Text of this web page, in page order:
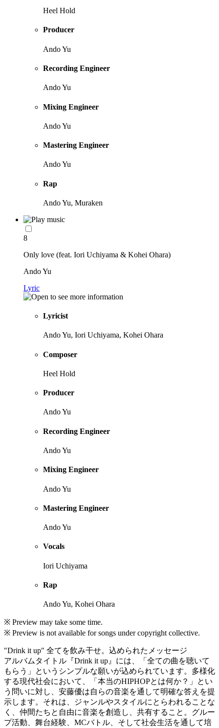
Heel Hold
Producer
Ando Yu
Recording Engineer
Ando Yu
Mixing Engineer
Ando Yu
Mastering Engineer
Ando Yu
Rap
Ando Yu, Muraken
8
Only love (feat. Iori Uchiyama & Kohei Ohara)
Ando Yu
Lyric
Lyricist
Ando Yu, Iori Uchiyama, Kohei Ohara
Composer
Heel Hold
Producer
Ando Yu
Recording Engineer
Ando Yu
Mixing Engineer
Ando Yu
Mastering Engineer
Ando Yu
Vocals
Iori Uchiyama
Rap
Ando Yu, Kohei Ohara
※ Preview may take some time.
※ Preview is not available for songs under copyright collective.
"Drink it up" 全てを飲み干せ。込められたメッセージ
アルバムタイトル『Drink it up』には、「全ての曲を聴いて
もらう」というシンプルな願いが込められています。多様化
する現代社会において、「本当のHIPHOPとは何か？」とい
う問いに対し、安藤優は自らの音楽を通して明確な答えを提
示します。それは、ジャンルやスタイルにとらわれることな
く、仲間たちと自由に音楽を創造し、共有すること。グルー
プ活動、舞台経験、MCバトル、そして社会生活を通して培